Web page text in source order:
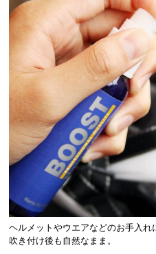
ヘルメットやウエアなどのお手入れ
吹き付け後も自然なまま。